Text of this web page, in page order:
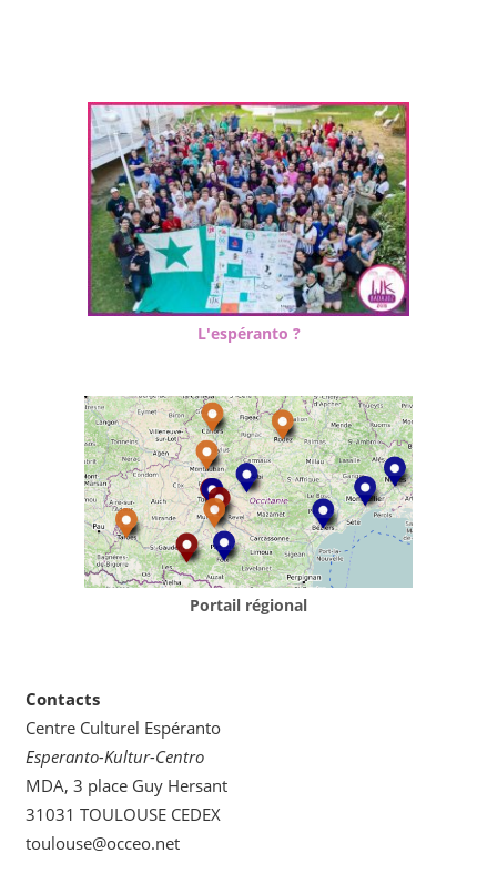
L'espéranto ?
Portail régional
Contacts
Centre Culturel Espéranto
Esperanto-Kultur-Centro
MDA, 3 place Guy Hersant
31031 TOULOUSE CEDEX
toulouse@occeo.net